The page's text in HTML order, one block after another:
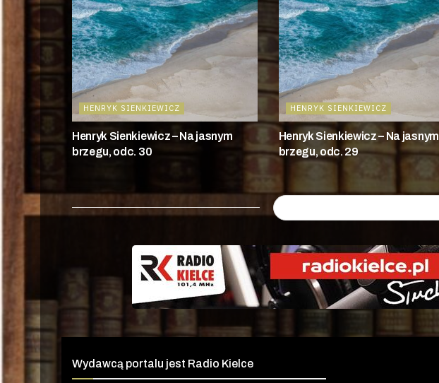
HENRYK SIENKIEWICZ
Henryk Sienkiewicz – Na jasnym
brzegu, odc. 30
HENRYK SIENKIEWICZ
Henryk Sienkiewicz – Na jasnym
brzegu, odc. 29
Wydawcą portalu jest Radio Kielce